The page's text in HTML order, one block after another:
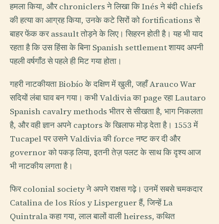
हमला किया, और chroniclers ने लिखा कि Inés ने बंदी chiefs
की हत्या का आग्रह किया, उनके कटे सिरों को fortifications से
बाहर फेंक कर assault तोड़ने के लिए। सिहरन होती है। यह भी याद
रहता है कि उस हिंसा के बिना Spanish settlement शायद अपनी
पहली वर्षगाँठ से पहले ही मिट गया होता।
गहरी नाटकीयता Biobío के दक्षिण में खुली, जहाँ Arauco War
सदियों लंबा घाव बन गया। कभी Valdivia का page रहा Lautaro
Spanish cavalry methods भीतर से सीखता है, भाग निकलता
है, और वही ज्ञान अपने captors के खिलाफ मोड़ देता है। 1553 में
Tucapel पर उसने Valdivia की force नष्ट कर दी और
governor को पकड़ लिया, इतनी तेज़ पलट के साथ कि दृश्य आज
भी नाटकीय लगता है।
फिर colonial society ने अपने राक्षस गढ़े। उनमें सबसे चमकदार
Catalina de los Ríos y Lisperguer हैं, जिन्हें La
Quintrala कहा गया, लाल बालों वाली heiress, कथित